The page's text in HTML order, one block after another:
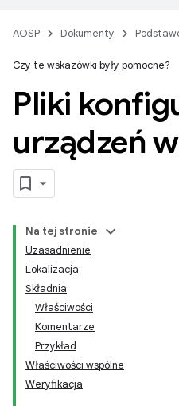
AOSP Dokumenty
Czy te wskazówki były pomocne?
Pliki
urządzeń
Na tej stronie
Uzasadnienie
Lokalizacja
Składnia
Właściwości
Komentarze
Przykład
Właściwości wspólne
Weryfikacja